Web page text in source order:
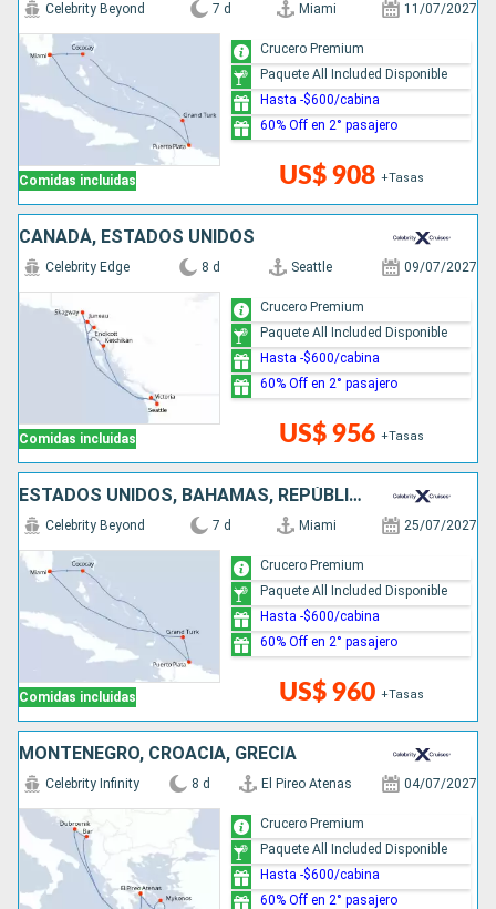
Comidas incluidas
Celebrity Beyond 7 d Miami 11/07/2027
US$ 908 +Tasas
Crucero Premium
Paquete All Included Disponible
Hasta -$600/cabina
60% Off en 2° pasajero
CANADÁ, ESTADOS UNIDOS
Comidas incluidas
Celebrity Edge 8 d Seattle 09/07/2027
US$ 956 +Tasas
Crucero Premium
Paquete All Included Disponible
Hasta -$600/cabina
60% Off en 2° pasajero
ESTADOS UNIDOS, BAHAMAS, REPÚBLICA DOMINICANA
Comidas incluidas
Celebrity Beyond 7 d Miami 25/07/2027
US$ 960 +Tasas
Crucero Premium
Paquete All Included Disponible
Hasta -$600/cabina
60% Off en 2° pasajero
MONTENEGRO, CROACIA, GRECIA
Celebrity Infinity 8 d El Pireo Atenas 04/07/2027
Crucero Premium
Paquete All Included Disponible
Hasta -$600/cabina
60% Off en 2° pasajero